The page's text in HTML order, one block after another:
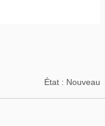
État : Nouveau